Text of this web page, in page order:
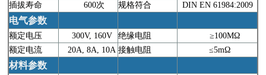
插拔寿命
600次 规格符合 DIN EN 61984:2009
电气参数
额定电压 300V, 160V 绝缘电阻
≥100MΩ
额定电流
20A, 8A, 10A 接触电阻 ≤5mΩ
材料参数